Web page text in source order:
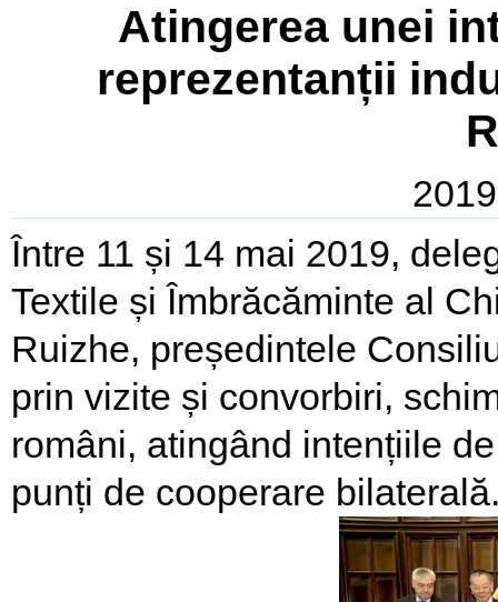
Atingerea unei
reprezentanții
Între 11 și 14 mai 2019,
Textile și Îmbrăcăminte al
Ruizhe, președintele
prin vizite și convorbiri,
români, atingând intențiile
punți de cooperare